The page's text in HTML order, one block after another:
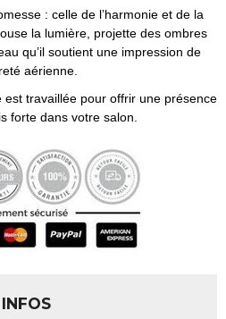
: celle de l’harmonie et de la
la lumière, projette des ombres
qu’il soutient une impression de
aérienne.
travaillée pour offrir une présence
forte dans votre salon.
INFOS